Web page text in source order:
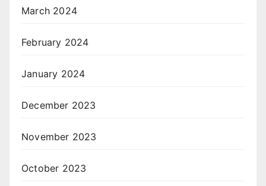
March 2024
February 2024
January 2024
December 2023
November 2023
October 2023